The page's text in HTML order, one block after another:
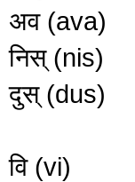
अव (ava)
निस् (nis)
दुस् (dus)
वि (vi)